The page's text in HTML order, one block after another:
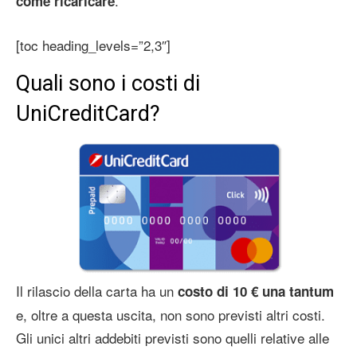
[toc heading_levels=”2,3″]
Quali sono i costi di
UniCreditCard?
Il rilascio della carta ha un costo di 10 € una tantum
e, oltre a questa uscita, non sono previsti altri costi.
Gli unici altri addebiti previsti sono quelli relative alle